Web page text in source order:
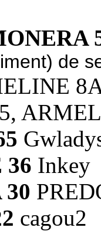
de
36 Inkey
cagou2